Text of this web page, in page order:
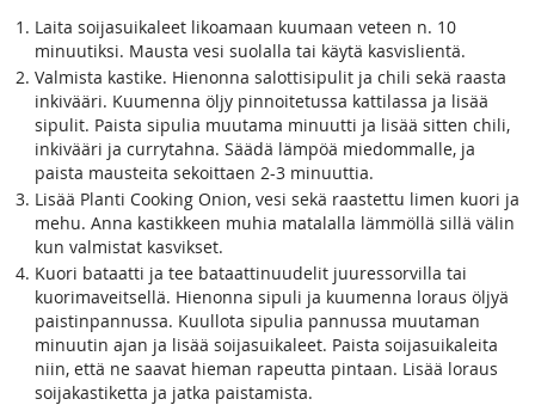
Laita soijasuikaleet likoamaan kuumaan veteen n. 10
minuutiksi. Mausta vesi suolalla tai käytä kasvislientä.
Valmista kastike. Hienonna salottisipulit ja chili sekä raasta
inkivääri. Kuumenna öljy pinnoitetussa kattilassa ja lisää
sipulit. Paista sipulia muutama minuutti ja lisää sitten chili,
inkivääri ja currytahna. Säädä lämpöä miedommalle, ja
paista mausteita sekoittaen 2-3 minuuttia.
Lisää Planti Cooking Onion, vesi sekä raastettu limen kuori ja
mehu. Anna kastikkeen muhia matalalla lämmöllä sillä välin
kun valmistat kasvikset.
Kuori bataatti ja tee bataattinuudelit juuressorvilla tai
kuorimaveitsellä. Hienonna sipuli ja kuumenna loraus öljyä
paistinpannussa. Kuullota sipulia pannussa muutaman
minuutin ajan ja lisää soijasuikaleet. Paista soijasuikaleita
niin, että ne saavat hieman rapeutta pintaan. Lisää loraus
soijakastiketta ja jatka paistamista.